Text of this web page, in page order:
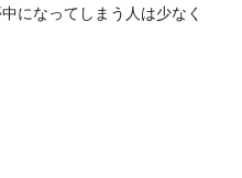
になってしまう人は少なく